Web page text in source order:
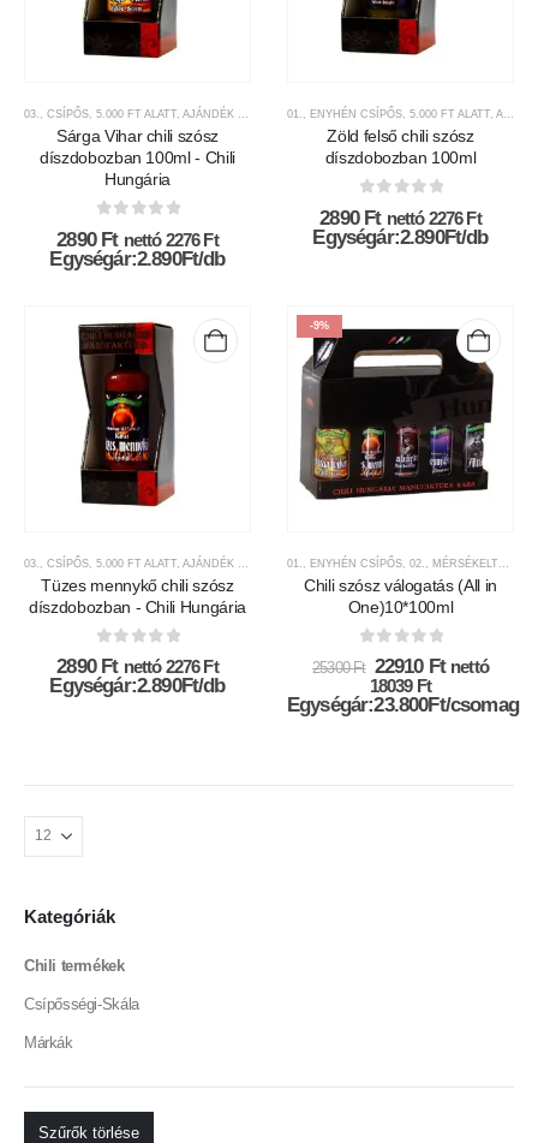
03., CSÍPŐS, 5.000 FT ALATT, AJÁNDÉK TERMÉKEK , CHILI HUNGÁRIA, CHILI SZÓSZOK ÉS
Sárga Vihar chili szósz
díszdobozban 100ml - Chili
Hungária
0az 5-ből
2890 Ft nettó2276Ft
Egységár:2.890Ft/db
01., ENYHÉN CSÍPŐS, 5.000 FT ALATT, AJÁNDÉK TERMÉKEK
Zöld felső chili szósz
díszdobozban 100ml
0az 5-ből
2890 Ft nettó2276Ft
Egységár:2.890Ft/db
03., CSÍPŐS 5.000 FT ALATT AJÁNDÉK TERMÉKEK CHILI HUNGÁRIA, CHILI SZÓSZOK ÉS
Tüzes mennykő chili szósz
díszdobozban - Chili Hungária
0az 5-ből
2890 Ft nettó2276 Ft
Egységár:2.890Ft/db
-9%
01., ENYHÉN CSÍPŐS 02., MÉRSÉKELTEN CSÍPŐS
Chili szósz válogatás (All in
One)10*100ml
az 5-ből
25300Ft Original
price
was:
22910 FtCurrent
is:
22910 Ft.
nettó
18039 Ft
Egységár:23.800Ft/csomag
Kategóriák
Chili termékek
Csípősségi-Skála
Márkák
Szűrők törlése